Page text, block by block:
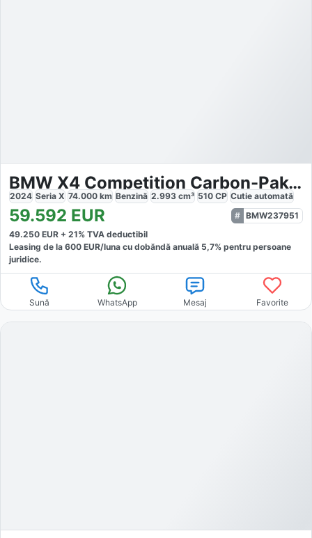
BMW X4 Competition Carbon-Paket
2024 Seria X 74.000 km Benzină 2.993 cm³ 510 CP Cutie automată
59.592 EUR
BMW237951
49.250 EUR + 21% TVA deductibil
Leasing de la 600 EUR/luna cu dobăndă anuală 5,7% pentru persoane
juridice.
Sună WhatsApp Mesaj Favorite